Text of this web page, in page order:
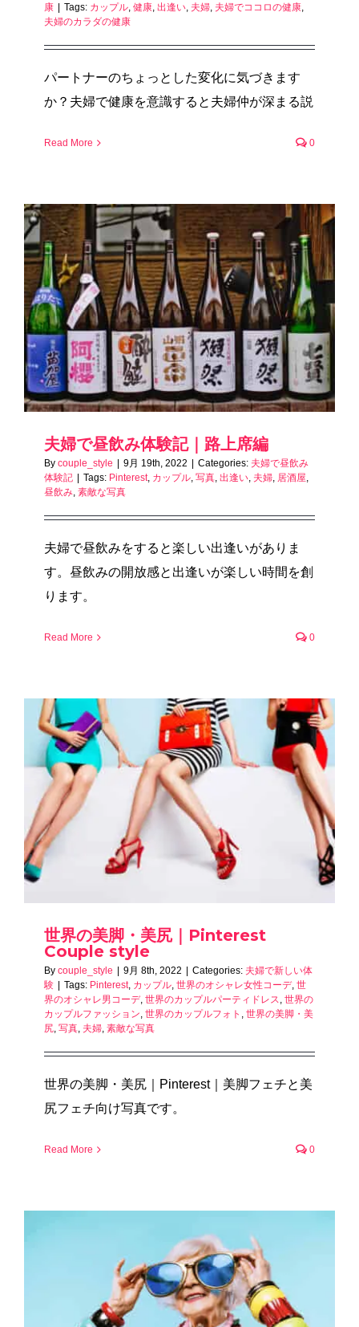
康 | Tags: カップル 健康 出逢い 夫婦 夫婦でココロの健康
夫婦のカラダの健康
パートナーのちょっとした変化に気づきます
か？夫婦で健康を意識すると夫婦仲が深まる説
Read More 0
夫婦で昼飲み体験記｜路上席編
By couple_style | 9月 19th, 2022 | Categories: 夫婦で昼飲み
体験記 | Tags: Pinterest, カップル 写真 出逢い 夫婦 居酒屋
昼飲み 素敵な写真
夫婦で昼飲みをすると楽しい出逢いがありま
す。昼飲みの開放感と出逢いが楽しい時間を創
ります。
Read More 0
世界の美脚・美尻｜Pinterest
Couple style
By couple_style | 9月 8th, 2022 | Categories: 夫婦で新しい体
験 | Tags: Pinterest, カップル 世界のオシャレ女性コーデ, 世
界のオシャレ男コーデ, 世界のカップルパーティドレス 世界の
カップルファッション 世界のカップルフォト
世界の美脚・美
尻 写真 夫婦 素敵な写真
世界の美脚・美尻｜Pinterest｜美脚フェチと美
尻フェチ向け写真です。
Read More 0